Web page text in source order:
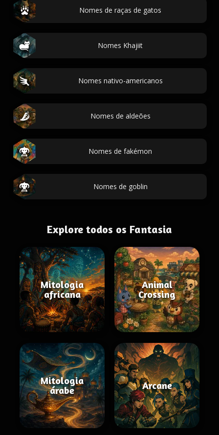
Nomes de raças de gatos
Nomes Khajiit
Nomes nativo-americanos
Nomes de aldeões
Nomes de fakémon
Nomes de goblin
Explore todos os Fantasia
Mitologia
africana
Animal
Crossing
Mitologia
árabe
Arcane